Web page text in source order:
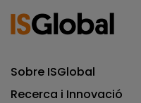
Sobre ISGlobal
Recerca i Innovació